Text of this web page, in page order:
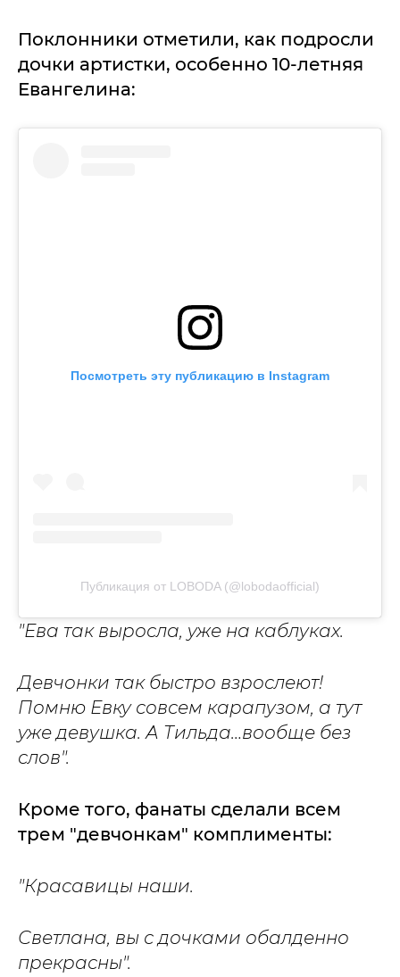
Поклонники отметили, как подросли
дочки артистки, особенно 10-летняя
Евангелина:
Посмотреть эту публикацию в Instagram
Публикация от LOBODA (@lobodaofficial)
"Ева так выросла, уже на каблуках.
Девчонки так быстро взрослеют!
Помню Евку совсем карапузом, а тут
уже девушка. А Тильда…вообще без
слов".
Кроме того, фанаты сделали всем
трем "девчонкам" комплименты:
"Красавицы наши.
Светлана, вы с дочками обалденно
прекрасны".